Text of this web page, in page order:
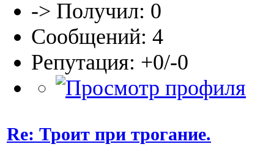
-> Получил: 0
Сообщений: 4
Репутация: +0/-0
Re: Троит при трогание.